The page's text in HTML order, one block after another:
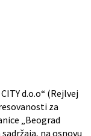
d.o.o“ (Rejlvej
za
„Beograd
na osnovu